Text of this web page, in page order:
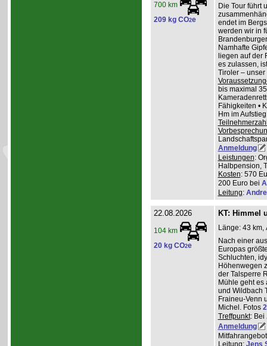
700 km
209 kg CO2e
Die Tour führt
endet im
werden wir in
Namhafte
liegen auf der
es zulassen,
Tiroler – unser
bis maximal
Fähigkeiten •
Hm im
Anmeldung
Leistungen:
Halbpension,
Kosten: 570
200 Euro bei
Leitung:
22.08.2026
104 km
20 kg CO2e
KT: Himmel
Länge: 43 km,
Nach einer
Europas
Schluchten,
Höhenwegen
der Talsperre
Mühle geht es
und Wildbach
Fraineu-Venn
Michel. Fotos
Treffpunkt: Bei
Anmeldung
Leitung: Jens